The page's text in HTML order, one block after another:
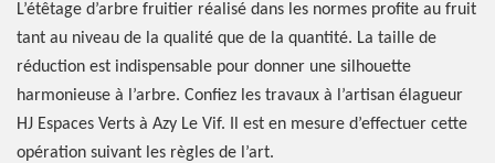
L’étêtage d’arbre fruitier réalisé dans les normes profite au fruit
tant au niveau de la qualité que de la quantité. La taille de
réduction est indispensable pour donner une silhouette
harmonieuse à l’arbre. Confiez les travaux à l’artisan élagueur
HJ Espaces Verts à Azy Le Vif. Il est en mesure d’effectuer cette
opération suivant les règles de l’art.